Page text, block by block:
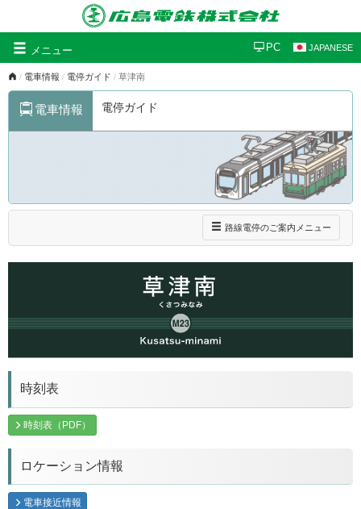
グ
ロ
ー
ル
ナ
ョ
メニュー PC JAPANESE
電車情報 電停ガイド 草津南
電車情報 電停ガイド
ナ
ビ
ー
シ
路線電停のご案内メニュー
時刻表
時刻表（PDF）
ロケーション情報
電車接近情報